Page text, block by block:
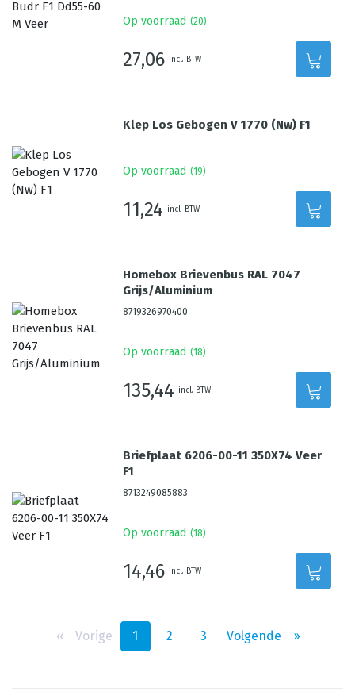
Op voorraad (20)
27,06 incl. BTW
Klep Los Gebogen V 1770 (Nw) F1
Op voorraad (19)
11,24 incl. BTW
Homebox Brievenbus RAL 7047
Grijs/Aluminium
8719326970400
Op voorraad (18)
135,44 incl. BTW
Briefplaat 6206-00-11 350X74 Veer
F1
8713249085883
Op voorraad (18)
14,46 incl. BTW
‹‹ Vorige 1 2 3 Volgende ››